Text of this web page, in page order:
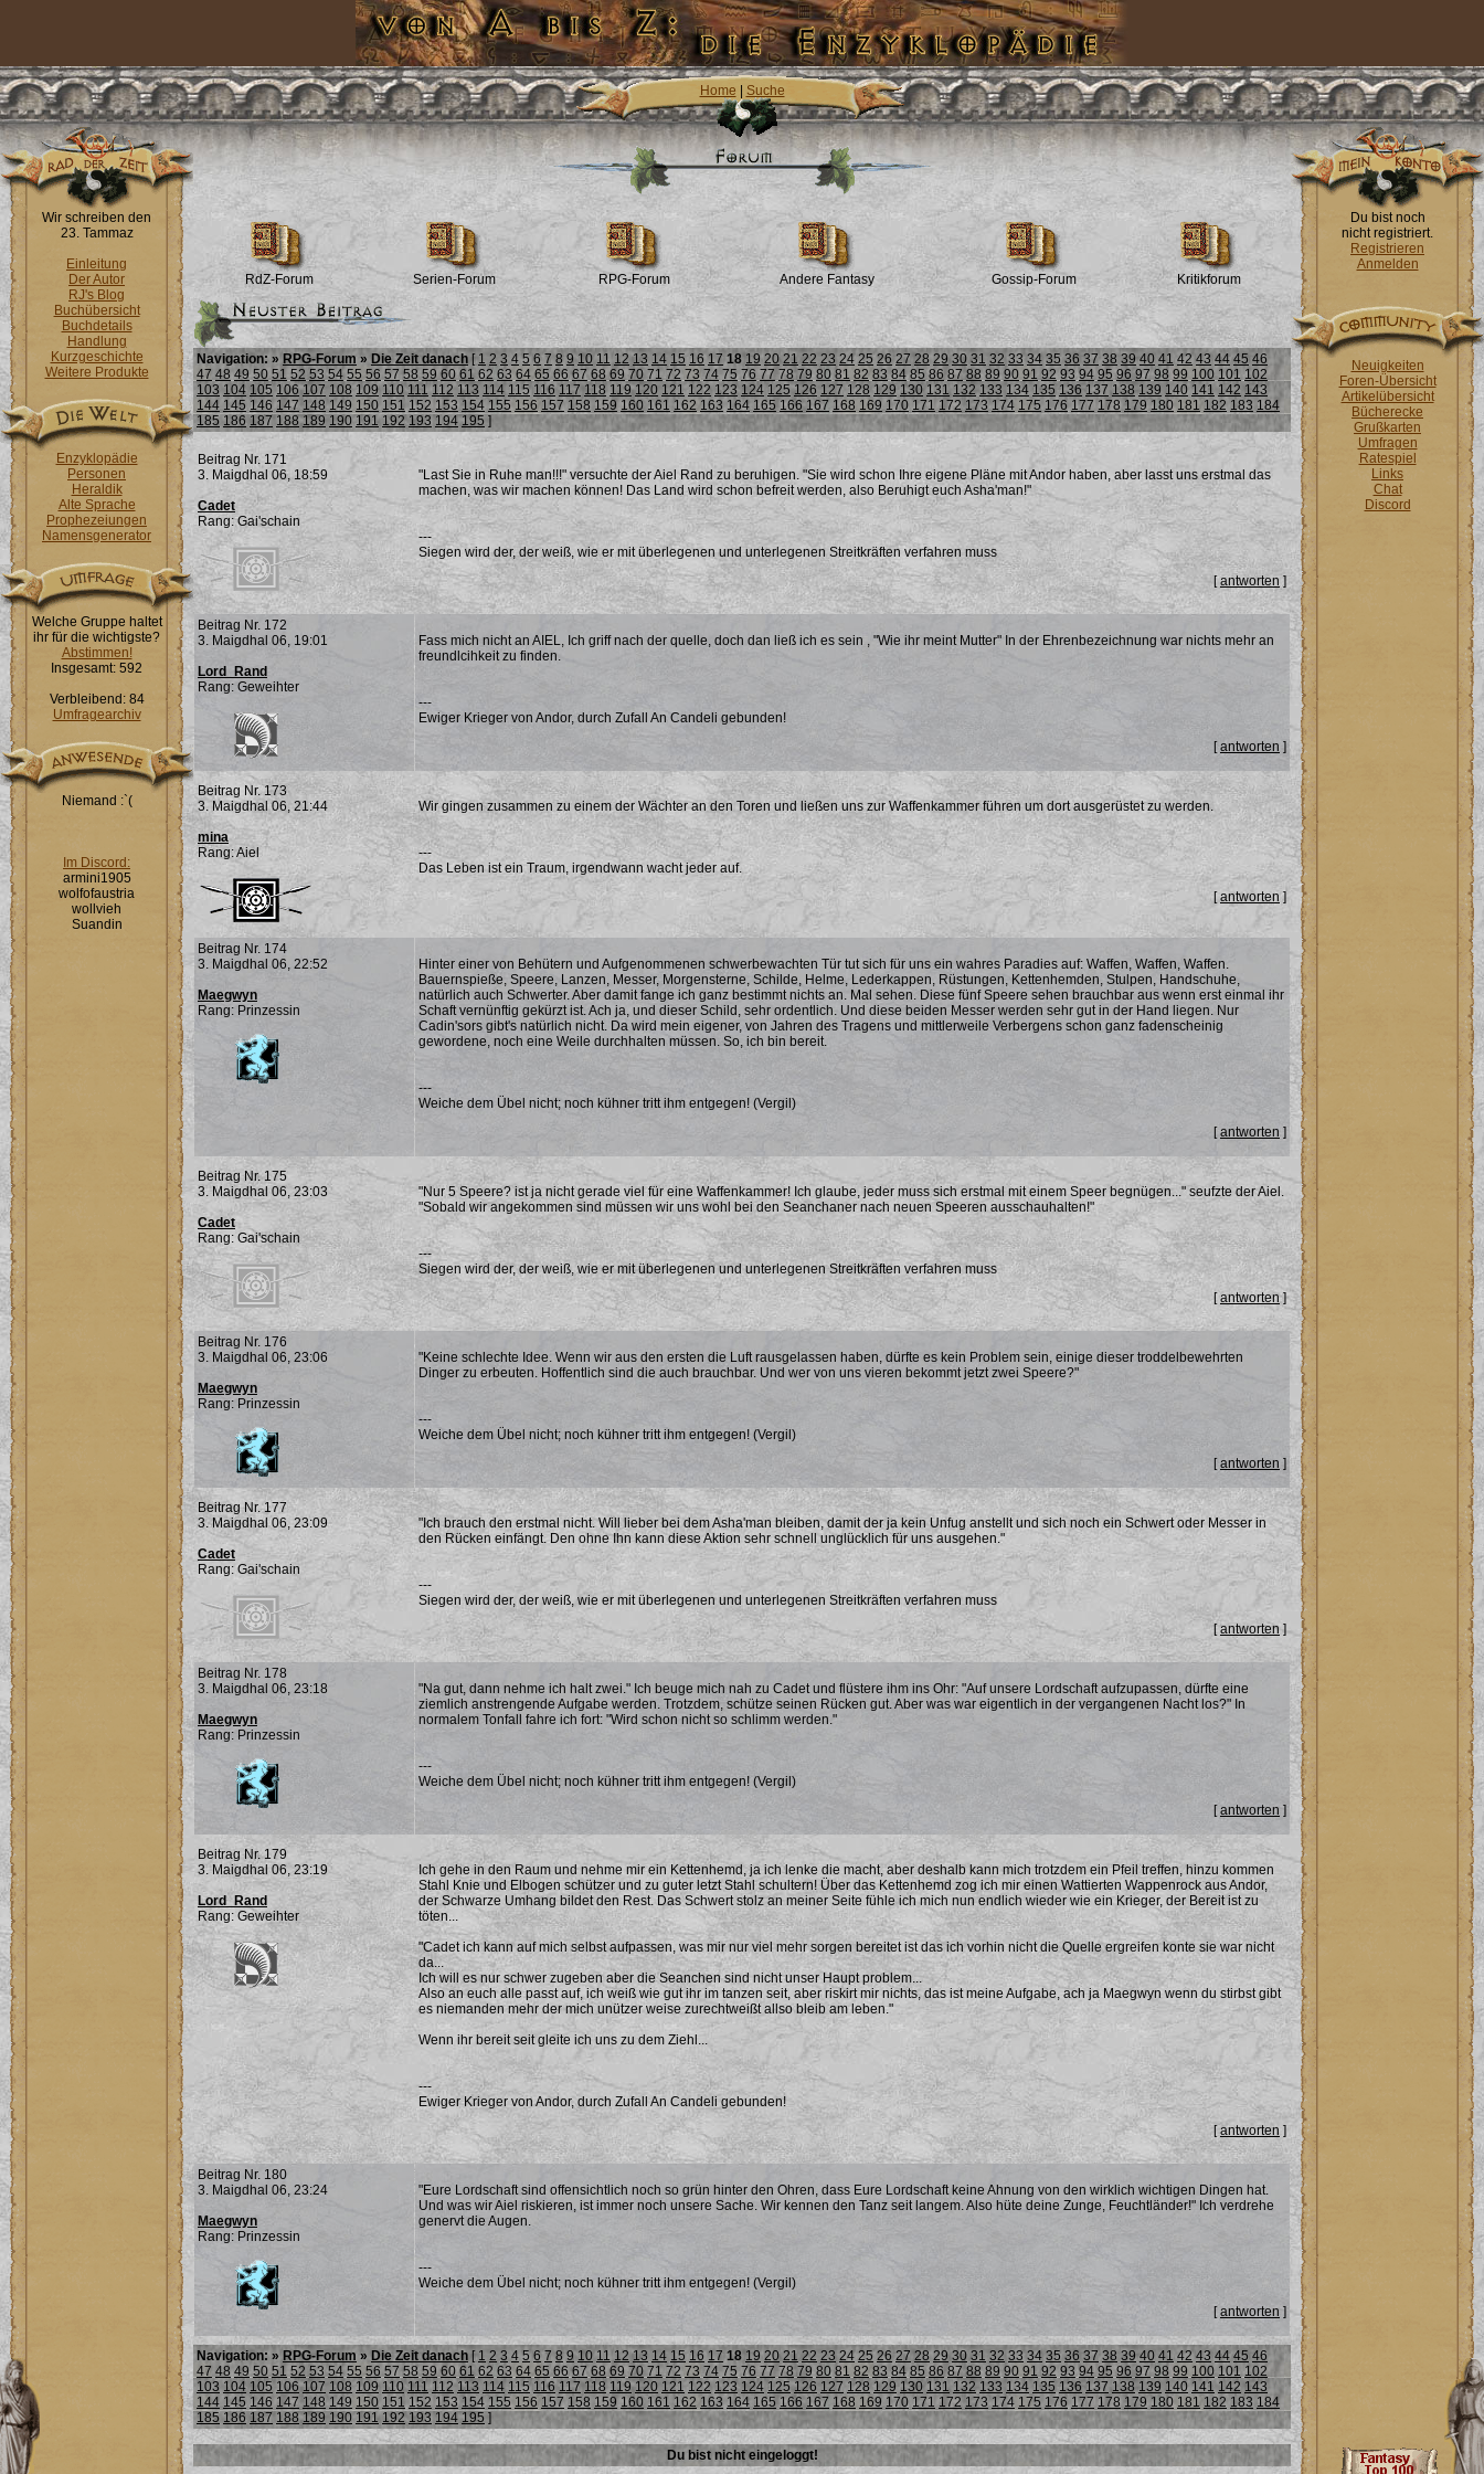
Home Suche
Wir schreiben den
23. Tammaz
Einleitung
Der Autor
RJ's Blog
Buchübersicht
Buchdetails
Handlung
Kurzgeschichte
Weitere Produkte
Enzyklopädie
Personen
Heraldik
Alte Sprache
Prophezeiungen
Namensgenerator
Welche Gruppe haltet
ihr für die wichtigste?
Abstimmen!
Insgesamt: 592
Verbleibend: 84
Umfragearchiv
Niemand :`(
Im Discord:
armini1905
wolfofaustria
wollvieh
Suandin
RdZ-Forum Serien-Forum RPG-Forum Andere Fantasy Gossip-Forum Kritikforum
Navigation: » RPG-Forum » Die Zeit danach [1 2 3 4 5 6 7 8 9 10 11 12 13 14 15 16 17 18 19 20 21 22 23 24 25 26 27 28 29 30 31 32 33 34 35 36 37 38 39 40 41 42 43 44 45 46
47 48 49 50 51 52 53 54 55 56 57 58 59 60 61 62 63 64 65 66 67 68 69 70 71 72 73 74 75 76 77 78 79 80 81 82 83 84 85 86 87 88 89 90 91 92 93 94 95 96 97 98 99 100 101 102
103 104 105 106 107 108 109 110 111 112 113 114 115 116 117 118 119 120 121 122 123 124 125 126 127 128 129 130 131 132 133 134 135 136 137 138 139 140 141 142 143
144 145 146 147 148 149 150 151 152 153 154 155 156 157 158 159 160 161 162 163 164 165 166 167 168 169 170 171 172 173 174 175 176 177 178 179 180 181 182 183 184
185 186 187 188 189 190 191 192 193 194 195 ]
Beitrag Nr. 171
3. Maigdhal 06, 18:59
Cadet
Rang: Gai'schain
"Last Sie in Ruhe man!!!" versuchte der Aiel Rand zu beruhigen. "Sie wird schon Ihre eigene Pläne mit Andor haben, aber lasst uns erstmal das
machen, was wir machen können! Das Land wird schon befreit werden, also Beruhigt euch Asha'man!"
---
Siegen wird der, der weiß, wie er mit überlegenen und unterlegenen Streitkräften verfahren muss
[antworten ]
Beitrag Nr. 172
3. Maigdhal 06, 19:01
Lord_Rand
Rang: Geweihter
Fass mich nicht an AIEL, Ich griff nach der quelle, doch dan ließ ich es sein , "Wie ihr meint Mutter" In der Ehrenbezeichnung war nichts mehr an
freundlcihkeit zu finden.
---
Ewiger Krieger von Andor, durch Zufall An Candeli gebunden!
[antworten ]
Beitrag Nr. 173
3. Maigdhal 06, 21:44
mina
Rang: Aiel
Wir gingen zusammen zu einem der Wächter an den Toren und ließen uns zur Waffenkammer führen um dort ausgerüstet zu werden.
---
Das Leben ist ein Traum, irgendwann wacht jeder auf.
[antworten ]
Beitrag Nr. 174
3. Maigdhal 06, 22:52
Maegwyn
Rang: Prinzessin
Hinter einer von Behütern und Aufgenommenen schwerbewachten Tür tut sich für uns ein wahres Paradies auf: Waffen, Waffen, Waffen.
Bauernspieße, Speere, Lanzen, Messer, Morgensterne, Schilde, Helme, Lederkappen, Rüstungen, Kettenhemden, Stulpen, Handschuhe,
natürlich auch Schwerter. Aber damit fange ich ganz bestimmt nichts an. Mal sehen. Diese fünf Speere sehen brauchbar aus wenn erst einmal ihr
Schaft vernünftig gekürzt ist. Ach ja, und dieser Schild, sehr ordentlich. Und diese beiden Messer werden sehr gut in der Hand liegen. Nur
Cadin'sors gibt's natürlich nicht. Da wird mein eigener, von Jahren des Tragens und mittlerweile Verbergens schon ganz fadenscheinig
gewordene, noch eine Weile durchhalten müssen. So, ich bin bereit.
---
Weiche dem Übel nicht; noch kühner tritt ihm entgegen! (Vergil)
[antworten ]
Beitrag Nr. 175
3. Maigdhal 06, 23:03
Cadet
Rang: Gai'schain
"Nur 5 Speere? ist ja nicht gerade viel für eine Waffenkammer! Ich glaube, jeder muss sich erstmal mit einem Speer begnügen..." seufzte der Aiel.
"Sobald wir angekommen sind müssen wir uns wohl bei den Seanchaner nach neuen Speeren ausschauhalten!"
---
Siegen wird der, der weiß, wie er mit überlegenen und unterlegenen Streitkräften verfahren muss
[antworten]
Beitrag Nr. 176
3. Maigdhal 06, 23:06
Maegwyn
Rang: Prinzessin
"Keine schlechte Idee. Wenn wir aus den ersten die Luft rausgelassen haben, dürfte es kein Problem sein, einige dieser troddelbewehrten
Dinger zu erbeuten. Hoffentlich sind die auch brauchbar. Und wer von uns vieren bekommt jetzt zwei Speere?"
---
Weiche dem Übel nicht; noch kühner tritt ihm entgegen! (Vergil)
[antworten ]
Beitrag Nr. 177
3. Maigdhal 06, 23:09
Cadet
Rang: Gai'schain
"Ich brauch den erstmal nicht. Will lieber bei dem Asha'man bleiben, damit der ja kein Unfug anstellt und sich noch ein Schwert oder Messer in
den Rücken einfängt. Den ohne Ihn kann diese Aktion sehr schnell unglücklich für uns ausgehen."
---
Siegen wird der, der weiß, wie er mit überlegenen und unterlegenen Streitkräften verfahren muss
[antworten]
Beitrag Nr. 178
3. Maigdhal 06, 23:18
Maegwyn
Rang: Prinzessin
"Na gut, dann nehme ich halt zwei." Ich beuge mich nah zu Cadet und flüstere ihm ins Ohr: "Auf unsere Lordschaft aufzupassen, dürfte eine
ziemlich anstrengende Aufgabe werden. Trotzdem, schütze seinen Rücken gut. Aber was war eigentlich in der vergangenen Nacht los?" In
normalem Tonfall fahre ich fort: "Wird schon nicht so schlimm werden."
---
Weiche dem Übel nicht; noch kühner tritt ihm entgegen! (Vergil)
[antworten ]
Beitrag Nr. 179
3. Maigdhal 06, 23:19
Lord_Rand
Rang: Geweihter
Ich gehe in den Raum und nehme mir ein Kettenhemd, ja ich lenke die macht, aber deshalb kann mich trotzdem ein Pfeil treffen, hinzu kommen
Stahl Knie und Elbogen schützer und zu guter letzt Stahl schultern! Über das Kettenhemd zog ich mir einen Wattierten Wappenrock aus Andor,
der Schwarze Umhang bildet den Rest. Das Schwert stolz an meiner Seite fühle ich mich nun endlich wieder wie ein Krieger, der Bereit ist zu
töten...
"Cadet ich kann auf mich selbst aufpassen, was mir nur viel mehr sorgen bereitet ist das ich vorhin nicht die Quelle ergreifen konte sie war nicht
da...
Ich will es nur schwer zugeben aber die Seanchen sind nicht unser Haupt problem...
Also an euch alle passt auf, ich weiß wie gut ihr im tanzen seit, aber riskirt mir nichts, das ist meine Aufgabe, ach ja Maegwyn wenn du stirbst gibt
es niemanden mehr der mich unützer weise zurechtweißt allso bleib am leben."
Wenn ihr bereit seit gleite ich uns zu dem Ziehl...
---
Ewiger Krieger von Andor, durch Zufall An Candeli gebunden!
[antworten ]
Beitrag Nr. 180
3. Maigdhal 06, 23:24
Maegwyn
Rang: Prinzessin
"Eure Lordschaft sind offensichtlich noch so grün hinter den Ohren, dass Eure Lordschaft keine Ahnung von den wirklich wichtigen Dingen hat.
Und was wir Aiel riskieren, ist immer noch unsere Sache. Wir kennen den Tanz seit langem. Also hüte deine Zunge, Feuchtländer!" Ich verdrehe
genervt die Augen.
---
Weiche dem Übel nicht; noch kühner tritt ihm entgegen! (Vergil)
[antworten ]
Navigation: » RPG-Forum » Die Zeit danach [1 2 3 4 5 6 7 8 9 10 11 12 13 14 15 16 17 18 19 20 21 22 23 24 25 26 27 28 29 30 31 32 33 34 35 36 37 38 39 40 41 42 43 44 45 46
47 48 49 50 51 52 53 54 55 56 57 58 59 60 61 62 63 64 65 66 67 68 69 70 71 72 73 74 75 76 77 78 79 80 81 82 83 84 85 86 87 88 89 90 91 92 93 94 95 96 97 98 99 100 101 102
103 104 105 106 107 108 109 110 111 112 113 114 115 116 117 118 119 120 121 122 123 124 125 126 127 128 129 130 131 132 133 134 135 136 137 138 139 140 141 142 143
144 145 146 147 148 149 150 151 152 153 154 155 156 157 158 159 160 161 162 163 164 165 166 167 168 169 170 171 172 173 174 175 176 177 178 179 180 181 182 183 184
185 186 187 188 189 190 191 192 193 194 195 ]
Du bist nicht eingeloggt!
Du bist noch
nicht registriert.
Registrieren
Anmelden
Neuigkeiten
Foren-Übersicht
Artikelübersicht
Bücherecke
Grußkarten
Umfragen
Ratespiel
Links
Chat
Discord